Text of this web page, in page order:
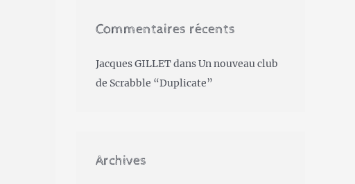
Commentaires récents
Jacques GILLETdansUn nouveau club
de Scrabble “Duplicate”
Archives